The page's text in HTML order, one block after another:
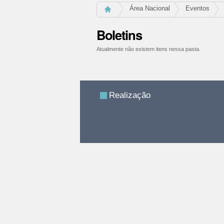
Área Nacional Eventos
Boletins
Atualmente não existem itens nessa pasta.
documento
Realização